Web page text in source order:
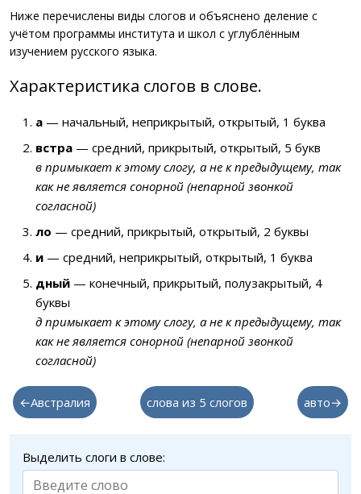
Ниже перечислены виды слогов и объяснено деление с
учётом программы института и школ с углублённым
изучением русского языка.
Характеристика слогов в слове.
а — начальный, неприкрытый, открытый, 1 буква
встра — средний, прикрытый, открытый, 5 букв
в примыкает к этому слогу, а не к предыдущему, так
как не является сонорной (непарной звонкой
согласной)
ло — средний, прикрытый, открытый, 2 буквы
и — средний, неприкрытый, открытый, 1 буква
дный — конечный, прикрытый, полузакрытый, 4
буквы
д примыкает к этому слогу, а не к предыдущему, так
как не является сонорной (непарной звонкой
согласной)
←Австралия слова из 5 слогов авто→
Выделить слоги в слове: